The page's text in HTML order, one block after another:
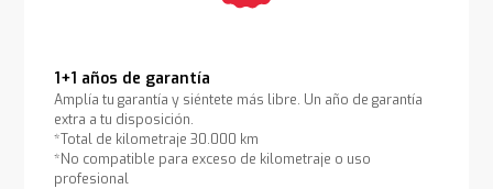
1+1 años de garantía
Amplía tu garantía y siéntete más libre. Un año de garantía
extra a tu disposición.
*Total de kilometraje 30.000 km
*No compatible para exceso de kilometraje o uso
profesional